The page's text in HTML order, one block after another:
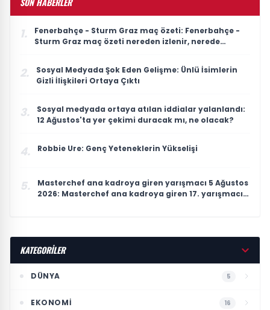
1.
Fenerbahçe - Sturm Graz maç özeti: Fenerbahçe -
Sturm Graz maç özeti nereden izlenir, nerede
2.
Sosyal Medyada Şok Eden Gelişme: Ünlü İsimlerin
Gizli İlişkileri Ortaya Çıktı
3.
Sosyal medyada ortaya atılan iddialar yalanlandı:
12 Ağustos'ta yer çekimi duracak mı, ne olacak?
4. Robbie Ure: Genç Yeteneklerin Yükselişi
5.
Masterchef ana kadroya giren yarışmacı 5 Ağustos
2026: Masterchef ana kadroya giren 17. yarışmacı
KATEGORİLER
DÜNYA 5
EKONOMI 16